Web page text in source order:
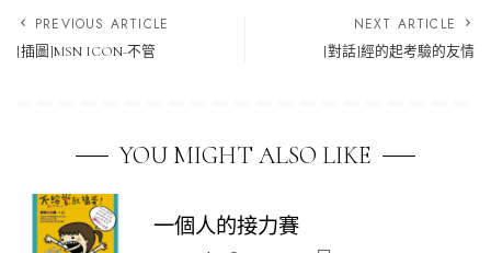
PREVIOUS ARTICLE
[插圖]MSN ICON-不管
NEXT ARTICLE
[對話]經的起考驗的友情
YOU MIGHT ALSO LIKE
一個人的接力賽